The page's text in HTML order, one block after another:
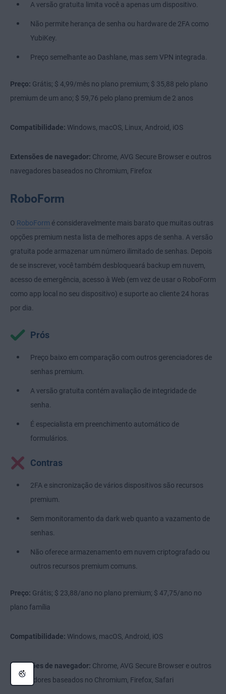
A versão gratuita limita você a apenas um dispositivo.
Não permite herança de senha ou hardware de 2FA como
YubiKey.
Preço semelhante ao Dashlane, mas sem VPN integrada.
Preço: Grátis; $ 4,99/mês no plano premium; $ 35,88 pelo plano
premium de um ano; $ 59,76 pelo plano premium de 2 anos
Compatibilidade: Windows, macOS, Linux, Android, iOS
Extensões de navegador: Chrome, AVG Secure Browser e outros
navegadores baseados no Chromium, Firefox
RoboForm
O RoboForm é consideravelmente mais barato que muitas outras
opções premium nesta lista de melhores apps de senha. A versão
gratuita pode armazenar um número ilimitado de senhas. Depois
de se inscrever, você também desbloqueará backup em nuvem,
acesso de emergência, acesso à Web (em vez de usar o RoboForm
como app local no seu dispositivo) e suporte ao cliente 24 horas
por dia.
Prós
Preço baixo em comparação com outros gerenciadores de
senhas premium.
A versão gratuita contém avaliação de integridade de
senha.
É especialista em preenchimento automático de
formulários.
Contras
2FA e sincronização de vários dispositivos são recursos
premium.
Sem monitoramento da dark web quanto a vazamento de
senhas.
Não oferece armazenamento em nuvem criptografado ou
outros recursos premium comuns.
Preço: Grátis; $ 23,88/ano no plano premium; $ 47,75/ano no
plano família
Compatibilidade: Windows, macOS, Android, iOS
Extensões de navegador: Chrome, AVG Secure Browser e outros
navegadores baseados no Chromium, Firefox, Safari